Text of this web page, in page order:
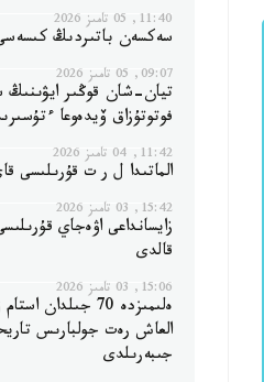
11:40, 05 تامىز 2026
سەكسەن باتىردىڭ
09:07, 05 تامىز 2026
تيان-شان قوڭىر ايۋىنىڭ
فوتوتۇزاق ۆيدەوعا
11:42, 04 تامىز 2026
الماتىدا ل ر ت قۇرىلىسى
15:42, 03 تامىز 2026
زايسانداعى اۋەجاي
قالدى
15:06, 03 تامىز 2026
ەلىمىزدە 70
العاش رەت جولبارىس
جىبەرىلدى